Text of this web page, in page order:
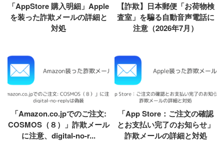
「AppStore 購入明細」Apple
を装った詐欺メールの詳細と
対処
【詐欺】日本郵便「お荷物検
査室」を騙る自動音声電話に
注意（2026年7月）
「Amazon.co.jpでのご注文:
COSMOS（８）」詐欺メール
に注意、digital-no-r...
「App Store：ご注文の確認
とお支払い完了のお知らせ」
詐欺メールの詳細と対処